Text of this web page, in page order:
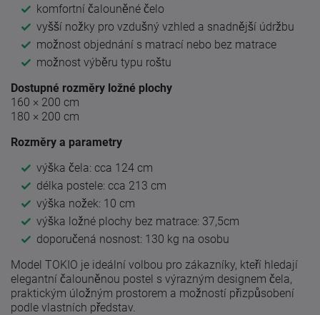
komfortní čalouněné čelo
vyšší nožky pro vzdušný vzhled a snadnější údržbu
možnost objednání s matrací nebo bez matrace
možnost výběru typu roštu
Dostupné rozměry ložné plochy
160 × 200 cm
180 × 200 cm
Rozměry a parametry
výška čela: cca 124 cm
délka postele: cca 213 cm
výška nožek: 10 cm
výška ložné plochy bez matrace: 37,5cm
doporučená nosnost: 130 kg na osobu
Model TOKIO je ideální volbou pro zákazníky, kteří hledají
elegantní čalouněnou postel s výrazným designem čela,
praktickým úložným prostorem a možností přizpůsobení
podle vlastních představ.